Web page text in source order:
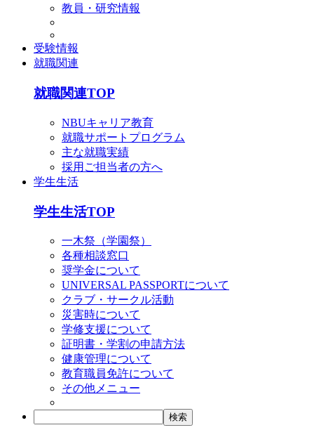
教員・研究情報
受験情報
就職関連
就職関連TOP
NBUキャリア教育
就職サポートプログラム
主な就職実績
採用ご担当者の方へ
学生生活
学生生活TOP
一木祭（学園祭）
各種相談窓口
奨学金について
UNIVERSAL PASSPORTについて
クラブ・サークル活動
災害時について
学修支援について
証明書・学割の申請方法
健康管理について
教育職員免許について
その他メニュー